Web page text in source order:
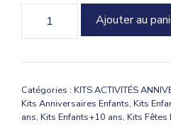
Anniversaire
-
Jeux
Ajouter au
Catégories : KITS ACTIVITÉS
Kits Anniversaires Enfants, Kits
ans, Kits Enfants+10 ans, Kits Fêtes